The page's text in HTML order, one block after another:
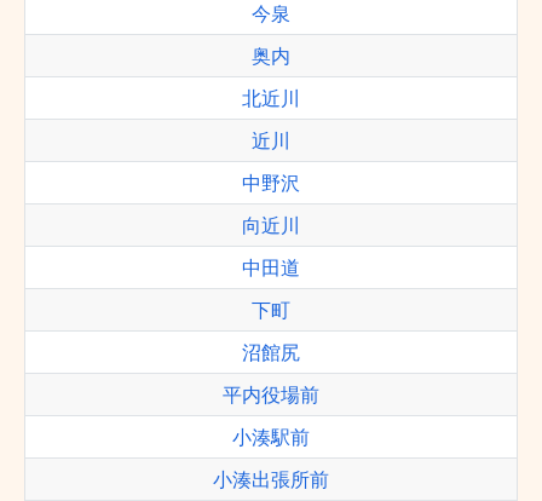
今泉
奥内
北近川
近川
中野沢
向近川
中田道
下町
沼館尻
平内役場前
小湊駅前
小湊出張所前